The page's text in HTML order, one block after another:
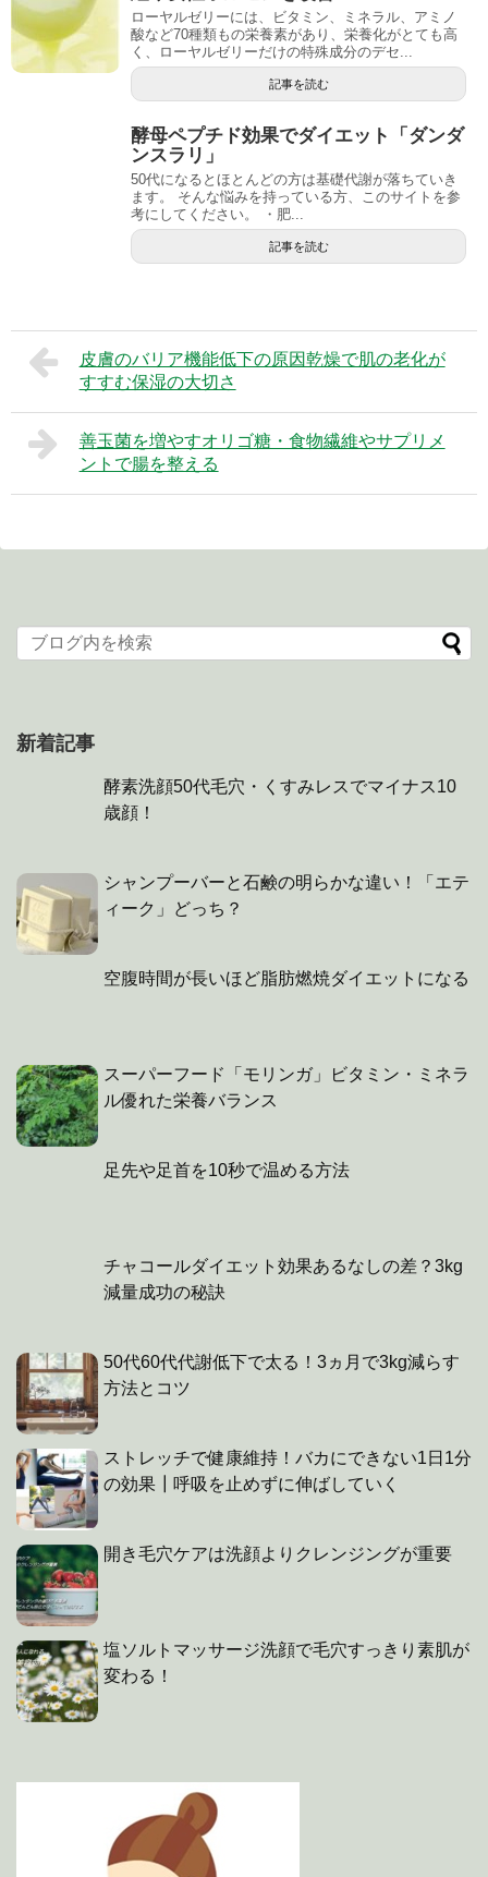
ローヤルゼリーには、ビタミン、ミネラル、アミノ
酸など70種類もの栄養素があり、栄養化がとても高
く、ローヤルゼリーだけの特殊成分のデセ...
記事を読む
酵母ペプチド効果でダイエット「ダンダ
ンスラリ」
50代になるとほとんどの方は基礎代謝が落ちていき
ます。 そんな悩みを持っている方、このサイトを参
考にしてください。 ・肥...
記事を読む
皮膚のバリア機能低下の原因乾燥で肌の老化が
すすむ保湿の大切さ
善玉菌を増やすオリゴ糖・食物繊維やサプリメ
ントで腸を整える
新着記事
酵素洗顔50代毛穴・くすみレスでマイナス10
歳顔！
シャンプーバーと石鹸の明らかな違い！「エテ
ィーク」どっち？
空腹時間が長いほど脂肪燃焼ダイエットになる
スーパーフード「モリンガ」ビタミン・ミネラ
ル優れた栄養バランス
足先や足首を10秒で温める方法
チャコールダイエット効果あるなしの差？3kg
減量成功の秘訣
50代60代代謝低下で太る！3ヵ月で3kg減らす
方法とコツ
ストレッチで健康維持！バカにできない1日1分
の効果┃呼吸を止めずに伸ばしていく
開き毛穴ケアは洗顔よりクレンジングが重要
塩ソルトマッサージ洗顔で毛穴すっきり素肌が
変わる！